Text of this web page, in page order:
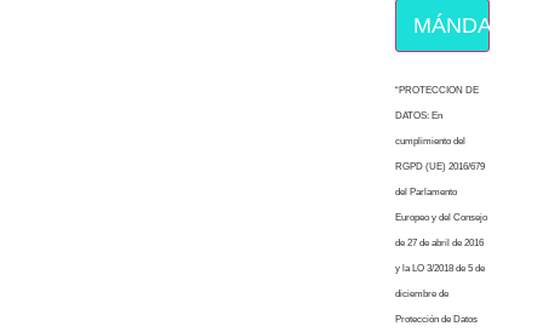
MÁNDAME
“PROTECCION DE
DATOS: En
cumplimiento del
RGPD (UE) 2016/679
del Parlamento
Europeo y del Consejo
de 27 de abril de 2016
y la LO 3/2018 de 5 de
diciembre de
Protección de Datos